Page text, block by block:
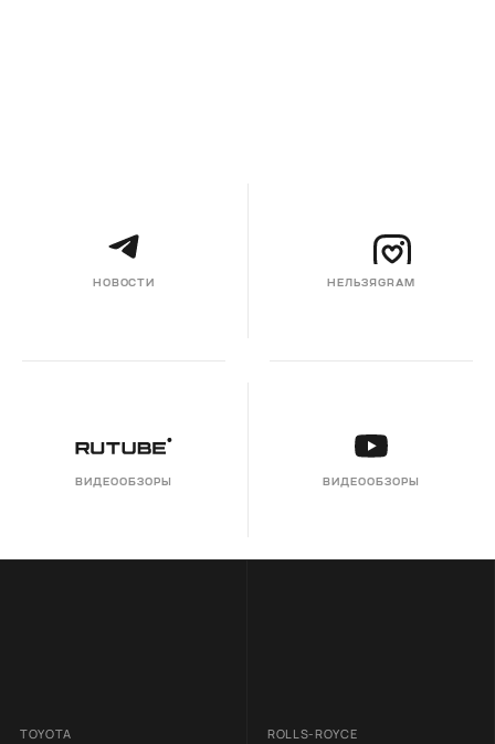
НОВОСТИ НЕЛЬЗЯGRAM
ВИДЕООБЗОРЫ ВИДЕООБЗОРЫ
TOYOTA ROLLS-ROYCE